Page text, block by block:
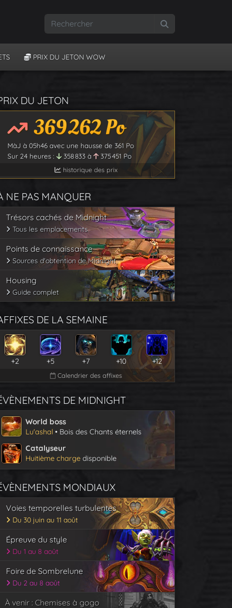
PRIX DU JETON WOW
DU JETON
369 262Po
MàJ à 05h46 avec une hausse de 361 Po
Sur 24 heures :
358 833 à 375 451 Po
historique des prix
NE PAS MANQUER
Trésors cachés de Midnight
Tous les emplacements
Points de connaissance
Sources d'obtention de Midnight
Housing
Guide complet
DE LA SEMAINE
+2 +5 +7 +10 +12
Calendrier des affixes
DE MIDNIGHT
World boss
Lu'ashal • Bois des Chants éternels
Catalyseur
Huitième charge disponible
MONDIAUX
Voies temporelles turbulentes
Du 30 juin au 11 août
Épreuve du style
Du 1 au 8 août
Foire de Sombrelune
Du 2 au 8 août
À venir : Chemises à gogo